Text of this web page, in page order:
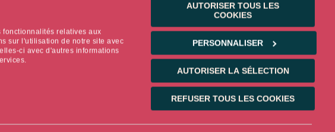
fonctionnalités relatives aux
sur l'utilisation de notre site avec
ci avec d'autres informations
AUTORISER TOUS LES
COOKIES
PERSONNALISER
AUTORISER LA SÉLECTION
REFUSER TOUS LES COOKIES
NEWS & INSIGHTS